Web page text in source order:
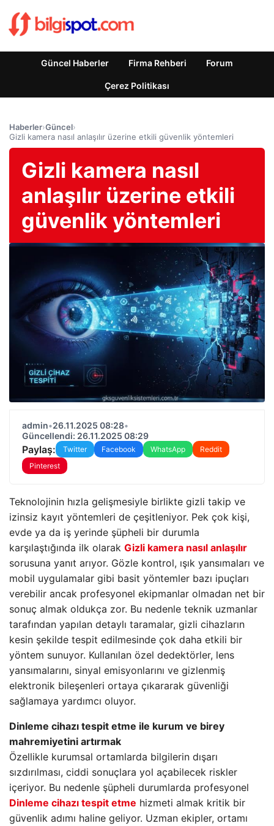
Güncel Haberler Firma Rehberi Forum
Çerez Politikası
Haberler›Güncel›
Gizli kamera nasıl anlaşılır üzerine etkili güvenlik yöntemleri
Gizli kamera nasıl
anlaşılır üzerine etkili
güvenlik yöntemleri
admin•26.11.2025 08:28•
Güncellendi: 26.11.2025 08:29
Paylaş: Twitter Facebook WhatsApp
Reddit
Pinterest
Teknolojinin hızla gelişmesiyle birlikte gizli takip ve
izinsiz kayıt yöntemleri de çeşitleniyor. Pek çok kişi,
evde ya da iş yerinde şüpheli bir durumla
karşılaştığında ilk olarak Gizli kamera nasıl anlaşılır
sorusuna yanıt arıyor. Gözle kontrol, ışık yansımaları ve
mobil uygulamalar gibi basit yöntemler bazı ipuçları
verebilir ancak profesyonel ekipmanlar olmadan net bir
sonuç almak oldukça zor. Bu nedenle teknik uzmanlar
tarafından yapılan detaylı taramalar, gizli cihazların
kesin şekilde tespit edilmesinde çok daha etkili bir
yöntem sunuyor. Kullanılan özel dedektörler, lens
yansımalarını, sinyal emisyonlarını ve gizlenmiş
elektronik bileşenleri ortaya çıkararak güvenliği
sağlamaya yardımcı oluyor.
Dinleme cihazı tespit etme ile kurum ve birey
mahremiyetini artırmak
Özellikle kurumsal ortamlarda bilgilerin dışarı
sızdırılması, ciddi sonuçlara yol açabilecek riskler
içeriyor. Bu nedenle şüpheli durumlarda profesyonel
Dinleme cihazı tespit etme hizmeti almak kritik bir
güvenlik adımı haline geliyor. Uzman ekipler, ortamı